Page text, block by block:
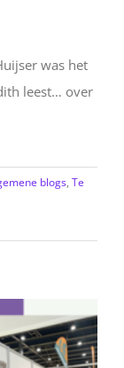
was het
leest… over
blogs, Te